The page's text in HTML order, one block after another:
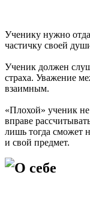
Ученику нужно
частичку своей
Ученик должен
страха. Уважение
взаимным.
«Плохой» ученик
вправе
лишь тогда сможет
и свой предмет.
О себе